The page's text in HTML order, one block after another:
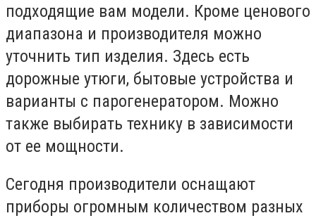
подходящие вам модели. Кроме ценового
диапазона и производителя можно
уточнить тип изделия. Здесь есть
дорожные утюги, бытовые устройства и
варианты с парогенератором. Можно
также выбирать технику в зависимости
от ее мощности.
Сегодня производители оснащают
приборы огромным количеством разных